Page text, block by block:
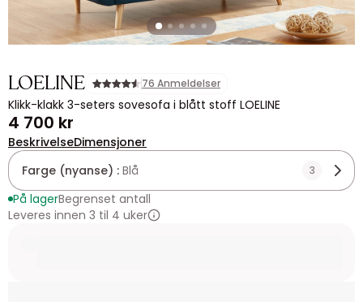
LOELINE 76 Anmeldelser
Klikk-klakk 3-seters sovesofa i blått stoff LOELINE
4 700 kr
BeskrivelseDimensjoner
Farge (nyanse) : Blå 3
På lagerBegrenset antall
Leveres innen 3 til 4 uker